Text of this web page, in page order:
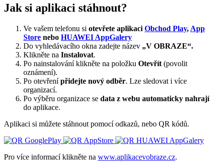
Jak si aplikaci stáhnout?
Ve vašem telefonu si otevřete aplikaci Obchod Play, App
Store nebo HUAWEI AppGalery
Do vyhledávacího okna zadejte název „V OBRAZE“.
Klikněte na Instalovat.
Po nainstalování klikněte na položku Otevřít (povolit
oznámení).
Po otevřenípřidejte nový odběr. Lze sledovat i více
organizací.
Po výběru organizace se data z webu automaticky nahrají
do aplikace.
Aplikaci si můžete stáhnout pomocí odkazů, nebo QR kódů.
Pro více informací klikněte na www.aplikacevobraze.cz.